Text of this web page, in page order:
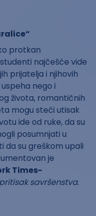
protkan
najčešće vide
prijatelja i njihovih
nego i
života, romantičnih
mogu steći utisak
ide od ruke, da su
posumnjati u
da su greškom upali
je
Times-
savršenstva.